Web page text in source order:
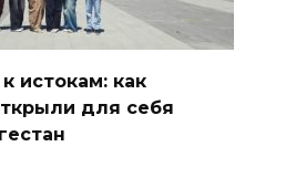
истокам: как
для себя